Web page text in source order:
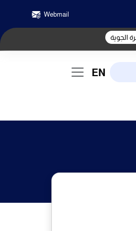
Webmail
الجوية
EN